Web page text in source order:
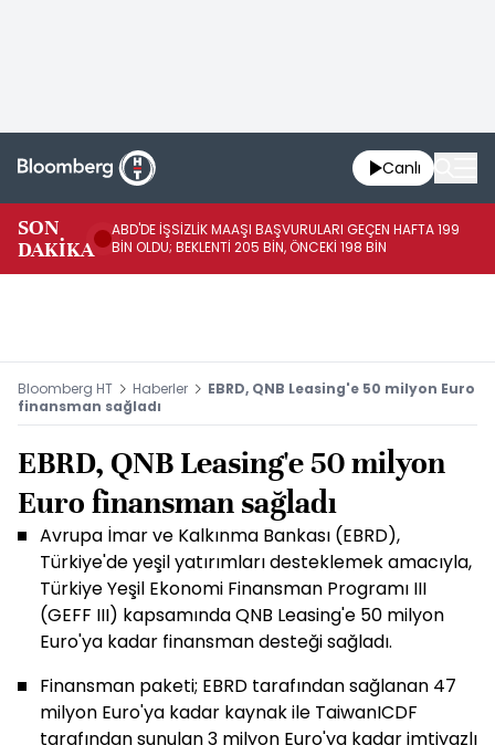
Canlı
SON
DAKİKA
ABD'DE İŞSİZLİK MAAŞI BAŞVURULARI GEÇEN HAFTA 199
BİN OLDU; BEKLENTİ 205 BİN, ÖNCEKİ 198 BİN
Bloomberg HT Haberler
EBRD, QNB Leasing'e 50 milyon Euro
finansman sağladı
EBRD, QNB Leasing'e 50 milyon
Euro finansman sağladı
Avrupa İmar ve Kalkınma Bankası (EBRD),
Türkiye'de yeşil yatırımları desteklemek amacıyla,
Türkiye Yeşil Ekonomi Finansman Programı III
(GEFF III) kapsamında QNB Leasing'e 50 milyon
Euro'ya kadar finansman desteği sağladı.
Finansman paketi; EBRD tarafından sağlanan 47
milyon Euro'ya kadar kaynak ile TaiwanICDF
tarafından sunulan 3 milyon Euro'ya kadar imtiyazlı